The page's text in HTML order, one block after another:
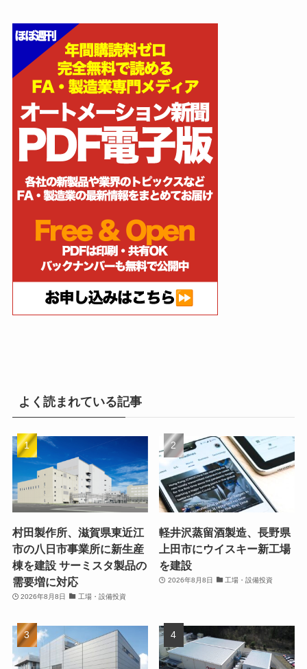
よく読まれている記事
村田製作所、滋賀県東近江
市の八日市事業所に新生産
棟を建設 サーミスタ製品の
需要増に対応
2026年8月8日 工場・設備投資
軽井沢蒸留酒製造、長野県
上田市にウイスキー新工場
を建設
2026年8月8日 工場・設備投資